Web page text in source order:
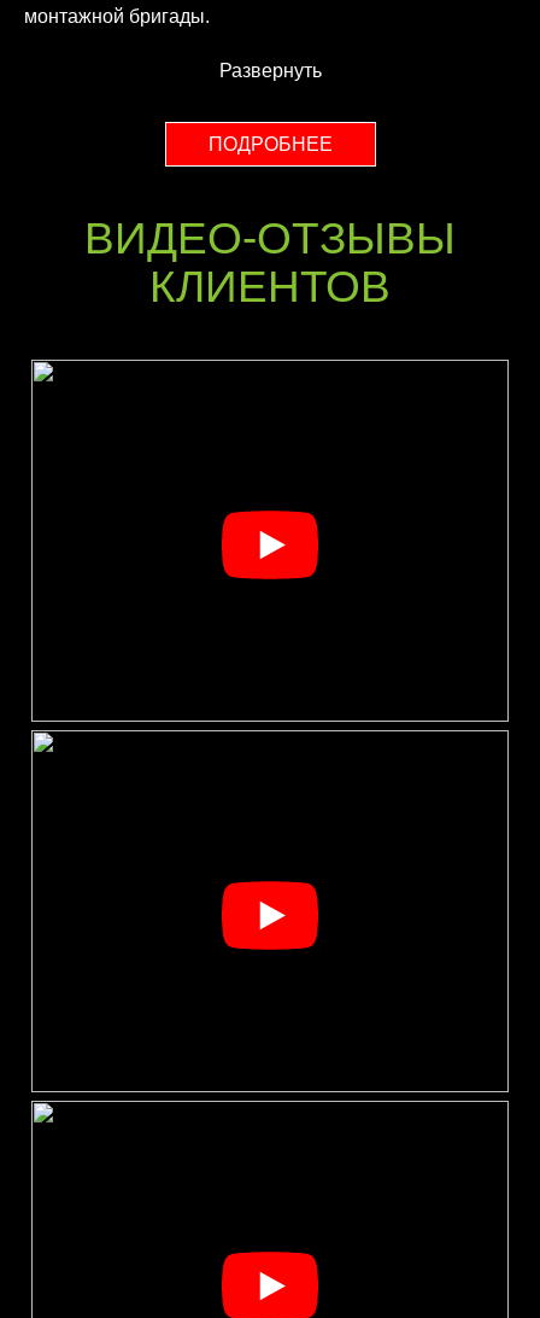
монтажной бригады.
Развернуть
ПОДРОБНЕЕ
ВИДЕО-ОТЗЫВЫ
КЛИЕНТОВ